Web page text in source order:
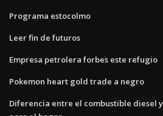
Programa estocolmo
Leer fin de futuros
Empresa petrolera forbes este refugio
Pokemon heart gold trade a negro
Diferencia entre el combustible diesel